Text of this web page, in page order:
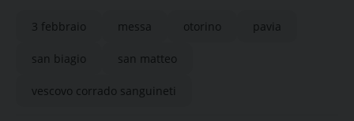
3 febbraio messa otorino pavia
san biagio san matteo
vescovo corrado sanguineti